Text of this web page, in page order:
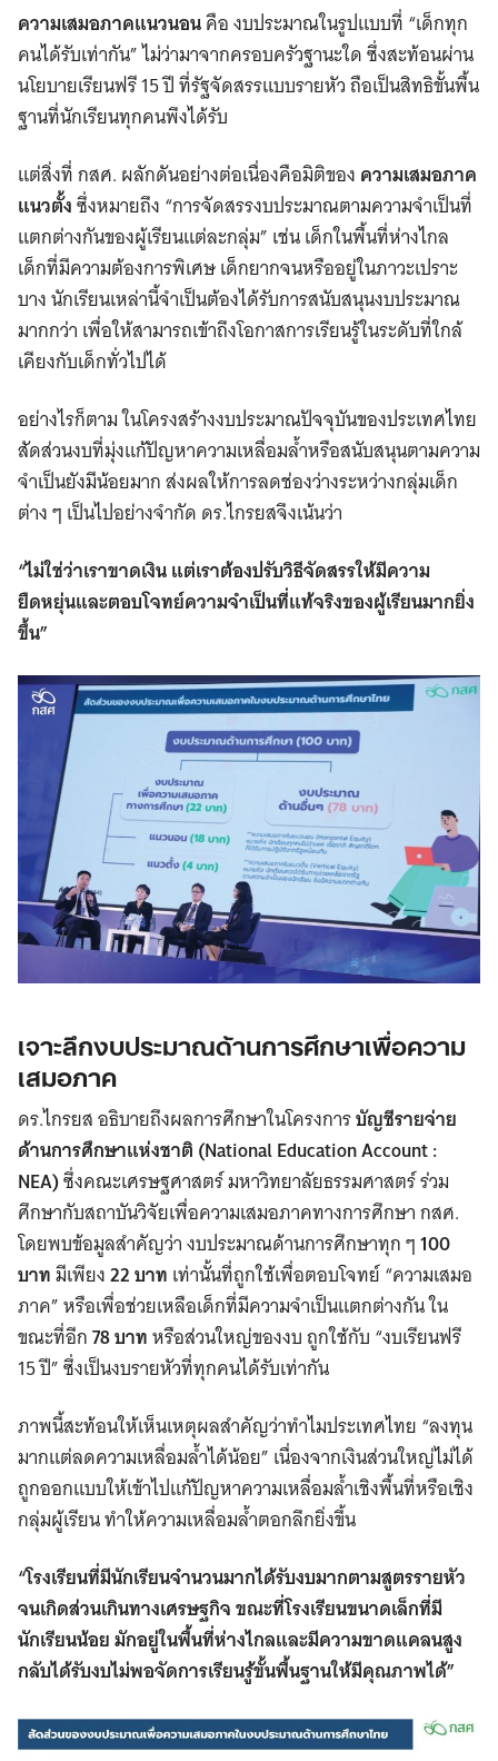
ความเสมอภาคแนวนอนคือ งบประมาณในรูปแบบที่ “เด็กทุก
คนได้รับเท่ากัน” ไม่ว่ามาจากครอบครัวฐานะใด ซึ่งสะท้อนผ่าน
นโยบายเรียนฟรี 15 ปี ที่รัฐจัดสรรแบบรายหัว ถือเป็นสิทธิขั้นพื้น
ฐานที่นักเรียนทุกคนพึงได้รับ
แต่สิ่งที่ กสศ. ผลักดันอย่างต่อเนื่องคือมิติของ ความเสมอภาค
แนวตั้งซึ่งหมายถึง “การจัดสรรงบประมาณตามความจำเป็นที่
แตกต่างกันของผู้เรียนแต่ละกลุ่ม” เช่น เด็กในพื้นที่ห่างไกล
เด็กที่มีความต้องการพิเศษ เด็กยากจนหรืออยู่ในภาวะเปราะ
บาง นักเรียนเหล่านี้จำเป็นต้องได้รับการสนับสนุนงบประมาณ
มากกว่า เพื่อให้สามารถเข้าถึงโอกาสการเรียนรู้ในระดับที่ใกล้
เคียงกับเด็กทั่วไปได้
อย่างไรก็ตาม ในโครงสร้างงบประมาณปัจจุบันของประเทศไทย
สัดส่วนงบที่มุ่งแก้ปัญหาความเหลื่อมล้ำหรือสนับสนุนตามความ
จำเป็นยังมีน้อยมาก ส่งผลให้การลดช่องว่างระหว่างกลุ่มเด็ก
ต่าง ๆ เป็นไปอย่างจำกัด ดร.ไกรยสจึงเน้นว่า
“ไม่ใช่ว่าเราขาดเงิน แต่เราต้องปรับวิธีจัดสรรให้มีความ
ยืดหยุ่นและตอบโจทย์ความจำเป็นที่แท้จริงของผู้เรียนมากยิ่ง
ขึ้น”
เจาะลึกงบประมาณด้านการศึกษาเพื่อความ
เสมอภาค
ดร.ไกรยส อธิบายถึงผลการศึกษาในโครงการบัญชีรายจ่าย
ด้านการศึกษาแห่งชาติ (National Education Account :
NEA)ซึ่งคณะเศรษฐศาสตร์ มหาวิทยาลัยธรรมศาสตร์ ร่วม
ศึกษากับสถาบันวิจัยเพื่อความเสมอภาคทางการศึกษา กสศ.
โดยพบข้อมูลสำคัญว่า งบประมาณด้านการศึกษาทุก ๆ100
บาทมีเพียง22 บาท เท่านั้นที่ถูกใช้เพื่อตอบโจทย์ “ความเสมอ
ภาค” หรือเพื่อช่วยเหลือเด็กที่มีความจำเป็นแตกต่างกัน ใน
ขณะที่อีก78 บาทหรือส่วนใหญ่ของงบ ถูกใช้กับ “งบเรียนฟรี
15 ปี” ซึ่งเป็นงบรายหัวที่ทุกคนได้รับเท่ากัน
ภาพนี้สะท้อนให้เห็นเหตุผลสำคัญว่าทำไมประเทศไทย “ลงทุน
มากแต่ลดความเหลื่อมล้ำได้น้อย” เนื่องจากเงินส่วนใหญ่ไม่ได้
ถูกออกแบบให้เข้าไปแก้ปัญหาความเหลื่อมล้ำเชิงพื้นที่หรือเชิง
กลุ่มผู้เรียน ทำให้ความเหลื่อมล้ำตอกลึกยิ่งขึ้น
“โรงเรียนที่มีนักเรียนจำนวนมากได้รับงบมากตามสูตรรายหัว
จนเกิดส่วนเกินทางเศรษฐกิจ ขณะที่โรงเรียนขนาดเล็กที่มี
นักเรียนน้อย มักอยู่ในพื้นที่ห่างไกลและมีความขาดแคลนสูง
กลับได้รับงบไม่พอจัดการเรียนรู้ขั้นพื้นฐานให้มีคุณภาพได้”